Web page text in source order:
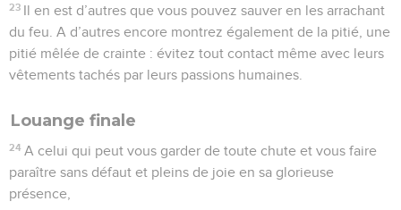
23 Il en est d’autres que vous pouvez sauver en les arrachant
du feu. A d’autres encore montrez également de la pitié, une
pitié mêlée de crainte : évitez tout contact même avec leurs
vêtements tachés par leurs passions humaines.
Louange finale
24 A celui qui peut vous garder de toute chute et vous faire
paraître sans défaut et pleins de joie en sa glorieuse
présence,